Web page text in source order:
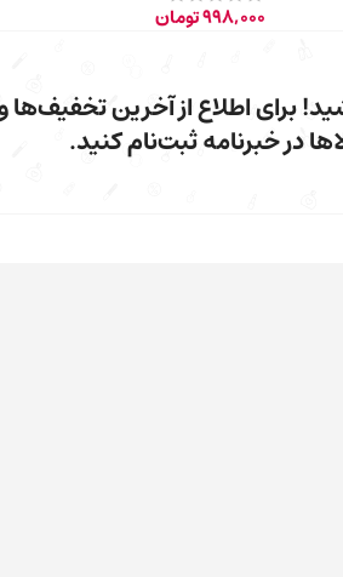
998,000تومان
برای اطلاع از آخرین تخفیف‌ها
در خبرنامه ثبت‌نام کنید.